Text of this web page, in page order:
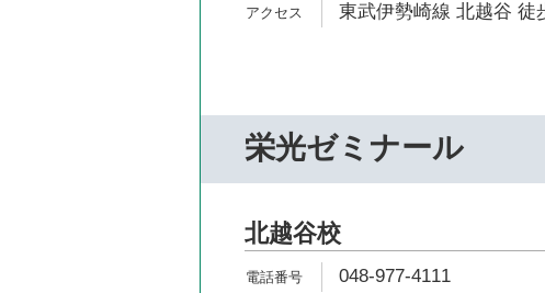
東武伊勢崎線 北越谷 徒
栄光ゼミナール
北越谷校
048-977-4111